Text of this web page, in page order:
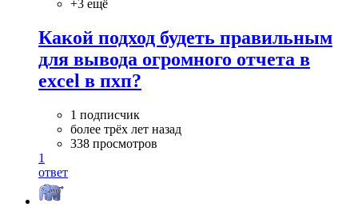
+3 ещё
Какой подход будеть правильным
для вывода огромного отчета в
excel в пхп?
1 подписчик
более трёх лет назад
338 просмотров
1
ответ